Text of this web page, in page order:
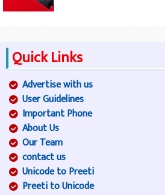
Quick Links
Advertise with us
User Guidelines
Important Phone
About Us
Our Team
contact us
Unicode to Preeti
Preeti to Unicode